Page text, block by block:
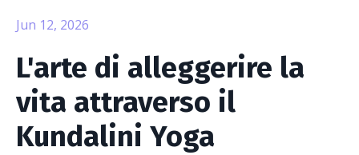
Jun 12, 2026
L'arte di alleggerire la
vita attraverso il
Kundalini Yoga